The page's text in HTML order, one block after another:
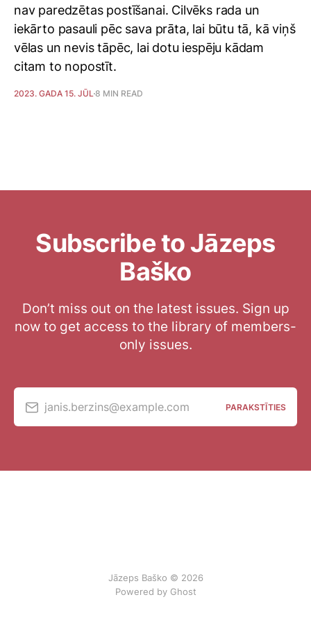
nav paredzētas postīšanai. Cilvēks rada un
iekārto pasauli pēc sava prāta, lai būtu tā, kā viņš
vēlas un nevis tāpēc, lai dotu iespēju kādam
citam to nopostīt.
2023. GADA 15. JŪL8 MIN READ
Subscribe to Jāzeps
Baško
Don’t miss out on the latest issues. Sign up
now to get access to the library of members-
only issues.
janis.berzins@example.com PARAKSTĪTIES
Jāzeps Baško © 2026
Powered by Ghost